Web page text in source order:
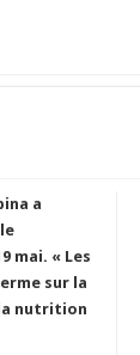
a
mai. « Les
sur la
nutrition